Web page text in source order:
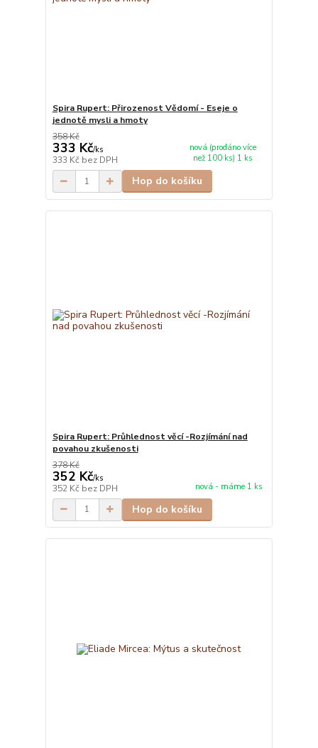
Spira Rupert: Přirozenost Vědomí - Eseje o
jednotě mysli a hmoty
358 Kč
333 Kč/ks
333 Kč bez DPH
nová (prodáno více
než 100 ks) 1 ks
Hop do košíku
Spira Rupert: Průhlednost věcí -Rozjímání nad
povahou zkušenosti
378 Kč
352 Kč/ks
352 Kč bez DPH nová - máme 1 ks
Hop do košíku